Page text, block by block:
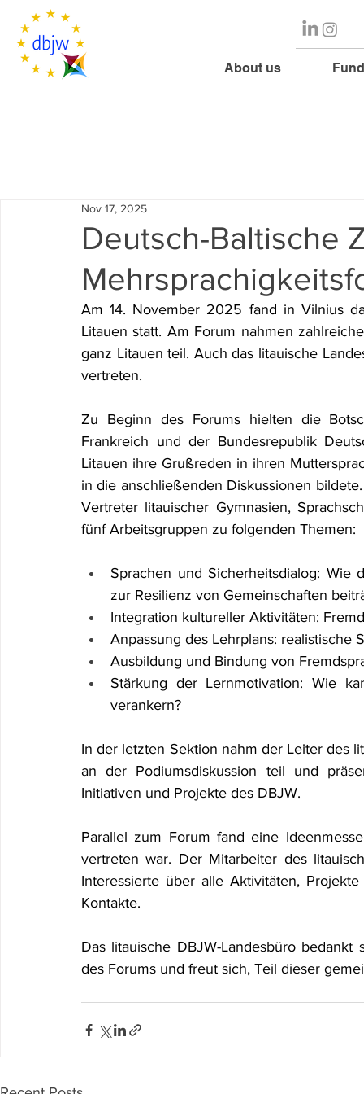
About us
Deutsch-Baltische
Nov 17, 2025
Am 14. November 2025 fand in Vilnius
Litauen statt. Am Forum nahmen
ganz Litauen teil. Auch das litauische
vertreten.
Zu Beginn des Forums hielten die
Frankreich und der Bundesrepublik
Litauen ihre Grußreden in ihren
in die anschließenden Diskussionen
Vertreter litauischer Gymnasien,
fünf Arbeitsgruppen zu folgenden Themen:
Sprachen und Sicherheitsdialog: Wie
zur Resilienz von Gemeinschaften
Integration kultureller Aktivitäten:
Anpassung des Lehrplans: realistische
Ausbildung und Bindung von
Stärkung der Lernmotivation: Wie
verankern?
In der letzten Sektion nahm der Leiter des
an der Podiumsdiskussion teil und
Initiativen und Projekte des DBJW.
Parallel zum Forum fand eine
vertreten war. Der Mitarbeiter des
Interessierte über alle Aktivitäten,
Kontakte.
Das litauische DBJW-Landesbüro
des Forums und freut sich, Teil dieser